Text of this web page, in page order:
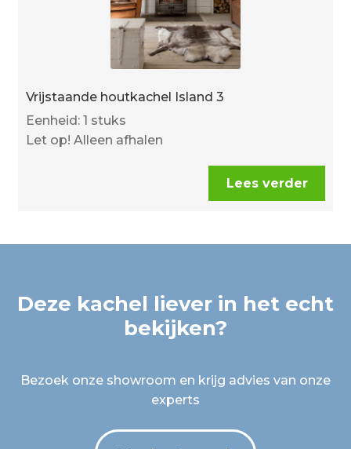
Vrijstaande houtkachel Island 3
Eenheid: 1 stuks
Let op! Alleen afhalen
Lees verder
Deze kachel liever in het echt
bekijken?
Bezoek onze showroom en krijg advies van onze
experts